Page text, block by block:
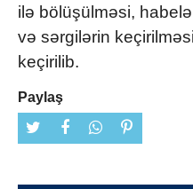
ilə bölüşülməsi,
və sərgilərin
keçirilib.
Paylaş